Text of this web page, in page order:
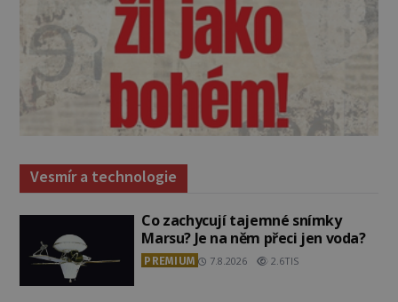
Vesmír a technologie
Co zachycují tajemné snímky
Marsu? Je na něm přeci jen voda?
PREMIUM 7.8.2026 2.6TIS